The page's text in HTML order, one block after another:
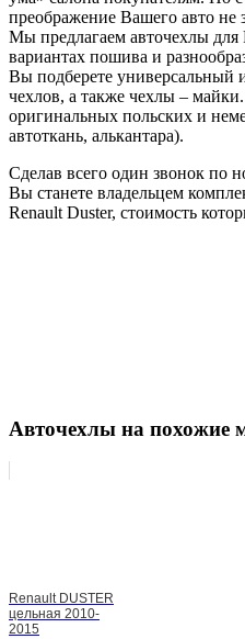
преображение Вашего авто не
Мы предлагаем авточехлы для
вариантах пошива и
Вы подберете универсальный
чехлов, а также чехлы –
оригинальных польских и
автоткань, алькантара).
Сделав всего один звонок по
Вы станете владельцем
Renault Duster, стоимость
Авточехлы на похожие
Renault DUSTER
цельная 2010-
2015